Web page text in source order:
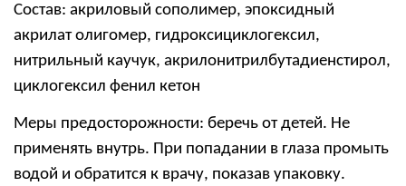
Состав: акриловый сополимер, эпоксидный
акрилат олигомер, гидроксициклогексил,
нитрильный каучук, акрилонитрилбутадиенстирол,
циклогексил фенил кетон
Меры предосторожности: беречь от детей. Не
применять внутрь. При попадании в глаза промыть
водой и обратится к врачу, показав упаковку.